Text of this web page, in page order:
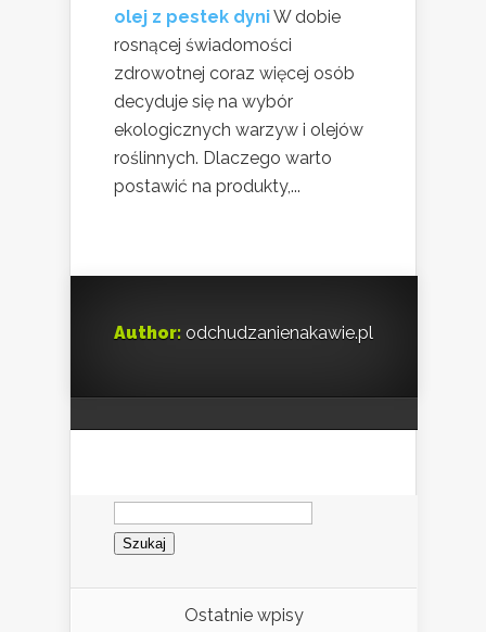
olej z pestek dyniW dobie
rosnącej świadomości
zdrowotnej coraz więcej osób
decyduje się na wybór
ekologicznych warzyw i olejów
roślinnych. Dlaczego warto
postawić na produkty,...
Author: odchudzanienakawie.pl
Szukaj:
Ostatnie wpisy